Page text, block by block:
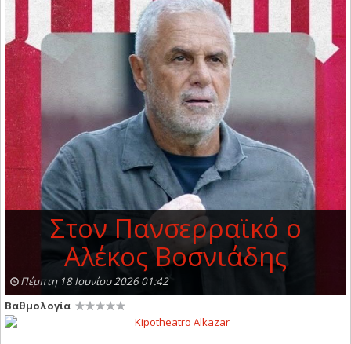
Στον Πανσερραϊκό ο
Αλέκος Βοσνιάδης
Πέμπτη 18 Ιουνίου 2026 01:42
Βαθμολογία